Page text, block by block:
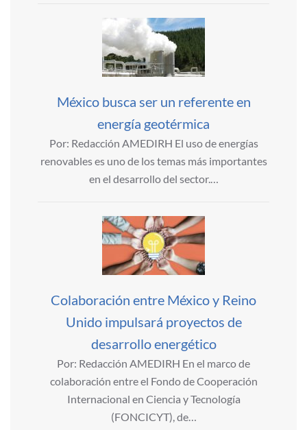
México busca ser un referente en
energía geotérmica
Por: Redacción AMEDIRH El uso de energías
renovables es uno de los temas más importantes
en el desarrollo del sector.…
Colaboración entre México y Reino
Unido impulsará proyectos de
desarrollo energético
Por: Redacción AMEDIRH En el marco de
colaboración entre el Fondo de Cooperación
Internacional en Ciencia y Tecnología
(FONCICYT), de…